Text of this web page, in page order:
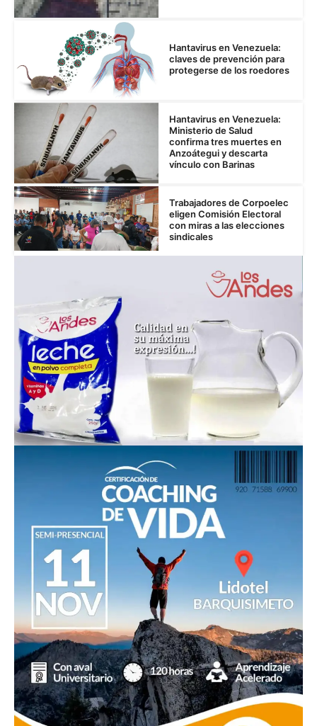
Hantavirus en Venezuela:
claves de prevención para
protegerse de los roedores
Hantavirus en Venezuela:
Ministerio de Salud
confirma tres muertes en
Anzoátegui y descarta
vínculo con Barinas
Trabajadores de Corpoelec
eligen Comisión Electoral
con miras a las elecciones
sindicales